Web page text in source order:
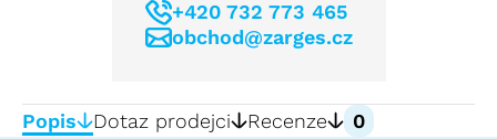
+420 732 773 465
obchod@zarges.cz
Popis Dotaz prodejci Recenze 0